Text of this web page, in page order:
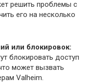
решить проблемы с
его на несколько
или блокировок:
блокировать доступ
может вызвать
Valheim.